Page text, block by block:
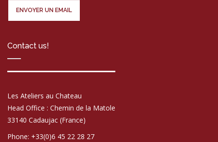
ENVOYER UN EMAIL
Contact us!
Les Ateliers au Chateau
Head Office : Chemin de la Matole
33140 Cadaujac (France)
Phone: +33(0)6 45 22 28 27